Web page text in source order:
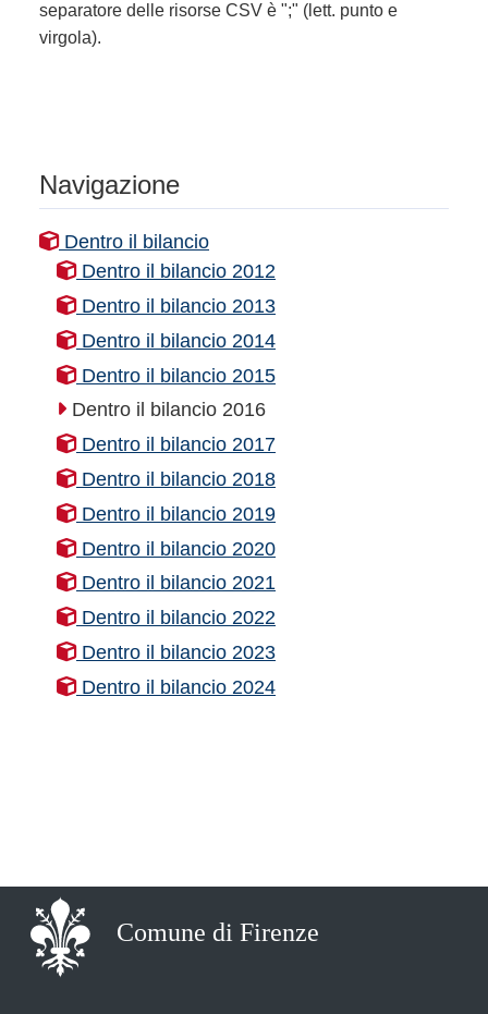
separatore delle risorse CSV è ";" (lett. punto e
virgola).
Navigazione
Dentro il bilancio
Dentro il bilancio 2012
Dentro il bilancio 2013
Dentro il bilancio 2014
Dentro il bilancio 2015
Dentro il bilancio 2016
Dentro il bilancio 2017
Dentro il bilancio 2018
Dentro il bilancio 2019
Dentro il bilancio 2020
Dentro il bilancio 2021
Dentro il bilancio 2022
Dentro il bilancio 2023
Dentro il bilancio 2024
Comune di Firenze